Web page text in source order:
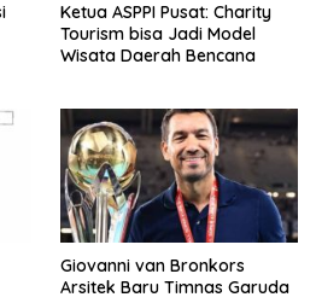
Ketua ASPPI Pusat: Charity
Tourism bisa Jadi Model
Wisata Daerah Bencana
Giovanni van Bronkors
Arsitek Baru Timnas Garuda